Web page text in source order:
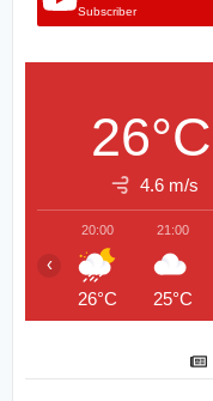
Subscriber
26°C
4.6 m/s
20:00
26°C
21:00
25°C
‹